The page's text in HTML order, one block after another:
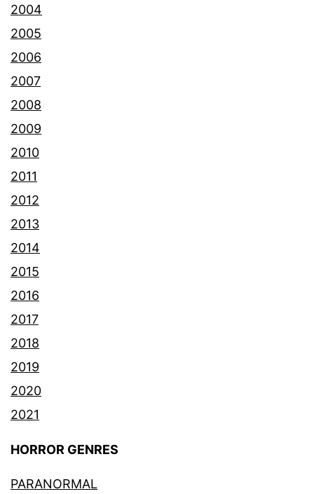
2004
2005
2006
2007
2008
2009
2010
2011
2012
2013
2014
2015
2016
2017
2018
2019
2020
2021
HORROR GENRES
PARANORMAL